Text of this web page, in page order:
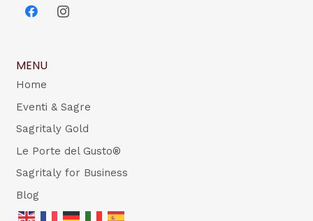
MENU
Home
Eventi & Sagre
Sagritaly Gold
Le Porte del Gusto®
Sagritaly for Business
Blog